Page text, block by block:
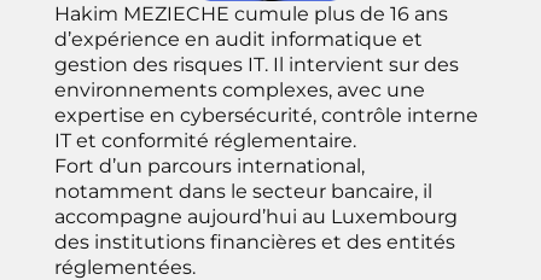
Hakim MEZIECHE cumule plus de 16 ans
d’expérience en audit informatique et
gestion des risques IT. Il intervient sur des
environnements complexes, avec une
expertise en cybersécurité, contrôle interne
IT et conformité réglementaire.
Fort d’un parcours international,
notamment dans le secteur bancaire, il
accompagne aujourd’hui au Luxembourg
des institutions financières et des entités
réglementées.